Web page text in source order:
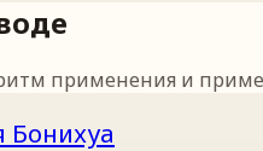
применения и
Бонихуа